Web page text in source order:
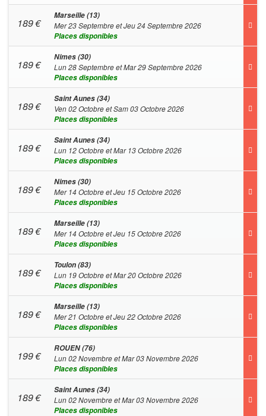
189€
Marseille (13)
Mer 23 Septembre et Jeu 24 Septembre 2026
Places disponibles
189€
Nimes (30)
Lun 28 Septembre et Mar 29 Septembre 2026
Places disponibles
189€
Saint Aunes (34)
Ven 02 Octobre et Sam 03 Octobre 2026
Places disponibles
189€
Saint Aunes (34)
Lun 12 Octobre et Mar 13 Octobre 2026
Places disponibles
189€
Nimes (30)
Mer 14 Octobre et Jeu 15 Octobre 2026
Places disponibles
189€
Marseille (13)
Mer 14 Octobre et Jeu 15 Octobre 2026
Places disponibles
189€
Toulon (83)
Lun 19 Octobre et Mar 20 Octobre 2026
Places disponibles
189€
Marseille (13)
Mer 21 Octobre et Jeu 22 Octobre 2026
Places disponibles
199€
ROUEN (76)
Lun 02 Novembre et Mar 03 Novembre 2026
Places disponibles
189€
Saint Aunes (34)
Lun 02 Novembre et Mar 03 Novembre 2026
Places disponibles